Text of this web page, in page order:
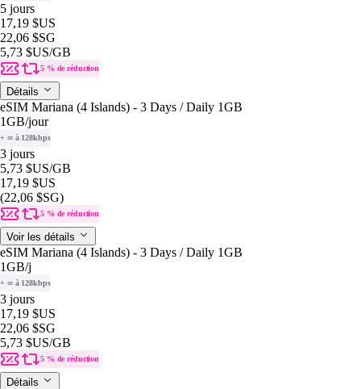
5 jours
17,19 $US
22,06 $SG
5,73 $US/GB
5 % de réduction
Détails
eSIM Mariana (4 Islands) - 3 Days / Daily 1GB
1GB/jour
+ ∞ à 128kbps
3 jours
5,73 $US/GB
17,19 $US
(22,06 $SG)
5 % de réduction
Voir les détails
eSIM Mariana (4 Islands) - 3 Days / Daily 1GB
1GB/j
+ ∞ à 128kbps
3 jours
17,19 $US
22,06 $SG
5,73 $US/GB
5 % de réduction
Détails